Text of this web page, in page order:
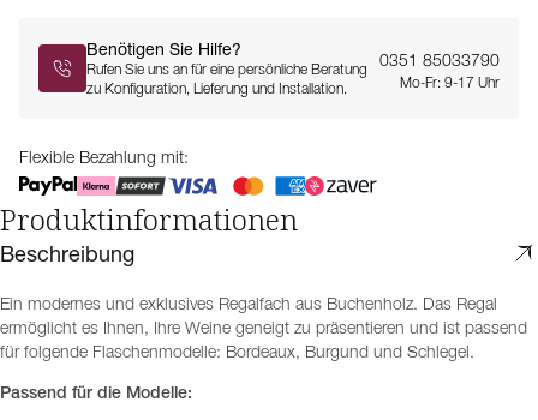
Benötigen Sie Hilfe?
Rufen Sie uns an für eine persönliche Beratung
zu Konfiguration, Lieferung und Installation.
0351 85033790
Mo-Fr: 9-17 Uhr
Flexible Bezahlung mit:
Produktinformationen
Beschreibung
Ein modernes und exklusives Regalfach aus Buchenholz. Das Regal
ermöglicht es Ihnen, Ihre Weine geneigt zu präsentieren und ist passend
für folgende Flaschenmodelle: Bordeaux, Burgund und Schlegel.
Passend für die Modelle: